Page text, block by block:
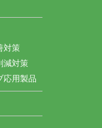
対策
減対策
応用製品